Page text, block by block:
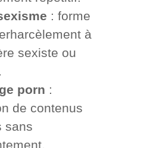
: forme
à
sexiste ou
porn :
de contenus
sans